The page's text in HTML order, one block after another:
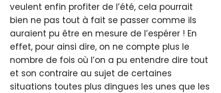
veulent enfin profiter de l’été, cela pourrait
bien ne pas tout à fait se passer comme ils
auraient pu être en mesure de l’espérer ! En
effet, pour ainsi dire, on ne compte plus le
nombre de fois où l’on a pu entendre dire tout
et son contraire au sujet de certaines
situations toutes plus dingues les unes que les